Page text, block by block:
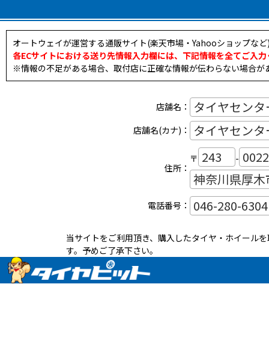
オートウェイが運営する通販サイト(楽天市場・Yahooショップな
各ECサイトにおける送り先情報入力欄には、下記情報を全てご入
※情報の不足がある場合、取付店に正確な情報が伝わらない場合が
店舗名：
店舗名(カナ)：
住所：
〒 -
電話番号：
当サイトをご利用頂き、購入したタイヤ・ホイール
す。予めご了承下さい。